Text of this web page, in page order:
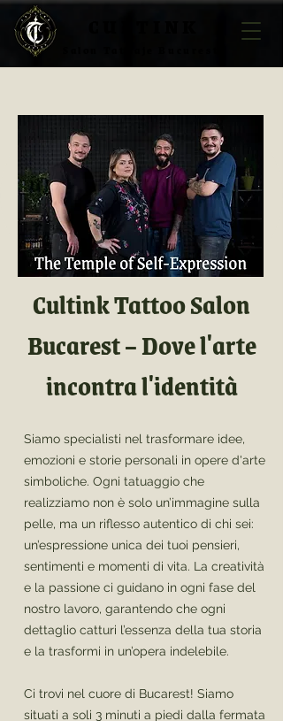
Cultink Tattoo Salon
Bucarest – Dove l'arte
incontra l'identità
Siamo specialisti nel trasformare idee,
emozioni e storie personali in opere d'arte
simboliche. Ogni tatuaggio che
realizziamo non è solo un’immagine sulla
pelle, ma un riflesso autentico di chi sei:
un’espressione unica dei tuoi pensieri,
sentimenti e momenti di vita. La creatività
e la passione ci guidano in ogni fase del
nostro lavoro, garantendo che ogni
dettaglio catturi l’essenza della tua storia
e la trasformi in un’opera indelebile.
Ci trovi nel cuore di Bucarest! Siamo
situati a soli 3 minuti a piedi dalla fermata